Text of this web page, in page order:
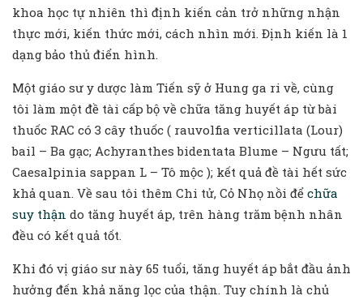
khoa học tự nhiên thì định kiến cản trở những nhận
thực mới, kiến thức mới, cách nhìn mới. Định kiến là 1
dạng bảo thủ điển hình.
Một giáo sư y dược làm Tiến sỹ ở Hung ga ri về, cùng
tôi làm một đề tài cấp bộ về chữa tăng huyết áp từ bài
thuốc RAC có 3 cây thuốc ( rauvolfia verticillata (Lour)
bail – Ba gạc; Achyranthes bidentata Blume – Ngưu tất;
Caesalpinia sappan L – Tô mộc ); kết quả đề tài hết sức
khả quan. Về sau tôi thêm Chi tử, Cỏ Nhọ nồi để chữa
suy thận do tăng huyết áp, trên hàng trăm bệnh nhân
đều có kết quả tốt.
Khi đó vị giáo sư này 65 tuổi, tăng huyết áp bắt đầu ảnh
hưởng đến khả năng lọc của thận. Tuy chính là chủ